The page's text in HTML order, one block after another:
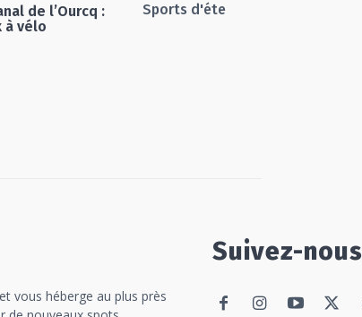
de l’Ourcq :
à vélo
Sports d'éte
vous héberge au plus près
Suivez-nous